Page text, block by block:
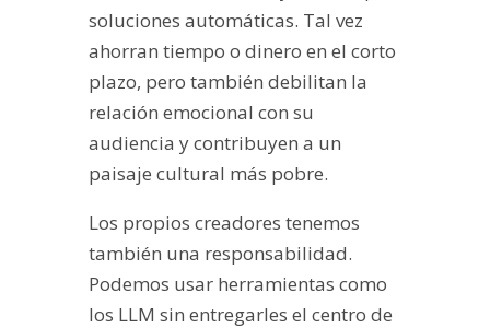
soluciones automáticas. Tal vez
ahorran tiempo o dinero en el corto
plazo, pero también debilitan la
relación emocional con su
audiencia y contribuyen a un
paisaje cultural más pobre.
Los propios creadores tenemos
también una responsabilidad.
Podemos usar herramientas como
los LLM sin entregarles el centro de